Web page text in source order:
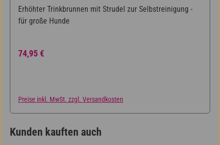
Durchschnittliche Bewertung von 4.5 von 5 Sternen
Erhöhter Trinkbrunnen mit Strudel zur Selbstreinigung -
für große Hunde
Regulärer Preis:
74,95 €
Preise inkl. MwSt. zzgl. Versandkosten
Kunden kauften auch